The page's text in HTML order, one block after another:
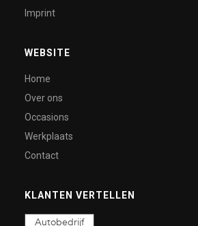
Imprint
WEBSITE
Home
Over ons
Occasions
Werkplaats
Contact
KLANTEN VERTELLEN
Autobedrijf